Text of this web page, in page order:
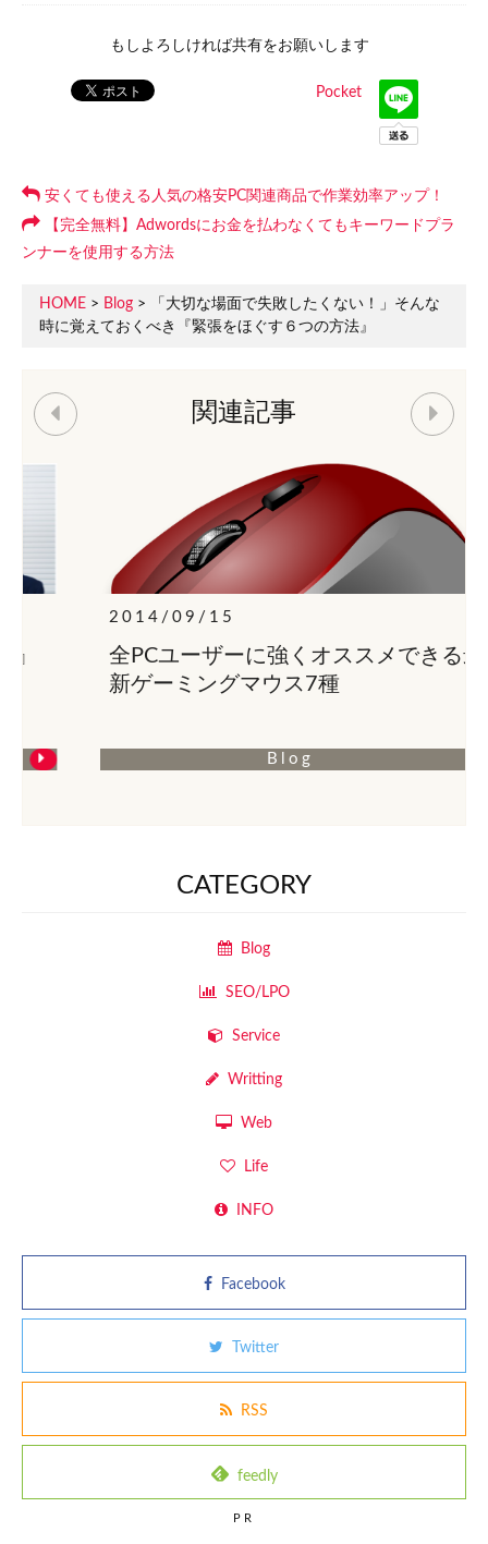
もしよろしければ共有をお願いします
Pocket
安くても使える人気の格安PC関連商品で作業効率アップ！
【完全無料】Adwordsにお金を払わなくてもキーワードプラ
ンナーを使用する方法
HOME > Blog > 「大切な場面で失敗したくない！」そんな
時に覚えておくべき『緊張をほぐす６つの方法』
関連記事
2014/09/15
全PCユーザーに強くオススメできる最
新ゲーミングマウス7種
CATEGORY
Blog
SEO/LPO
Service
Writting
Web
Life
INFO
Facebook
Twitter
RSS
feedly
PR